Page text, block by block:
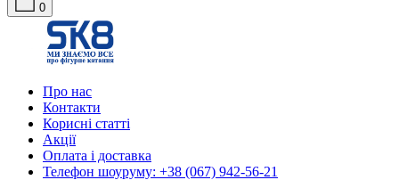
0
Про нас
Контакти
Корисні статті
Акції
Оплата і доставка
Телефон шоуруму: +38 (067) 942-56-21